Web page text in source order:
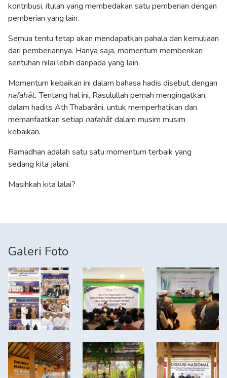
kontribusi, itulah yang membedakan satu pemberian dengan
pemberian yang lain.
Semua tentu tetap akan mendapatkan pahala dan kemuliaan
dari pemberiannya. Hanya saja, momentum memberikan
sentuhan nilai lebih daripada yang lain.
Momentum kebaikan ini dalam bahasa hadis disebut dengan
nafahât.Tentang hal ini, Rasulullah pernah mengingatkan,
dalam hadits Ath Thabarâni, untuk memperhatikan dan
memanfaatkan setiap nafahâtdalam musim musim
kebaikan.
Ramadhan adalah satu satu momentum terbaik yang
sedang kita jalani.
Masihkah kita lalai?
Galeri Foto